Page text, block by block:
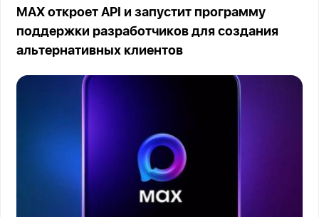
MAX откроет API и запустит программу
поддержки разработчиков для создания
альтернативных клиентов